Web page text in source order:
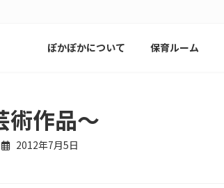
ぽかぽかについて 保育ルーム
術作品～
2012年7月5日